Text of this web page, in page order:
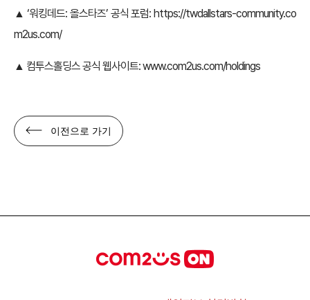
▲ ‘워킹데드: 올스타즈’ 공식 포럼: https://twdallstars-community.co
m2us.com/
▲ 컴투스홀딩스 공식 웹사이트:www.com2us.com/holdings
이전으로 가기